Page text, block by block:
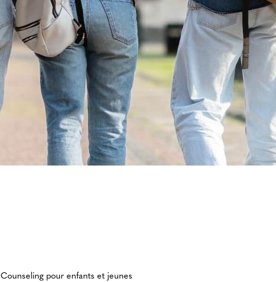
pour enfants et jeunes